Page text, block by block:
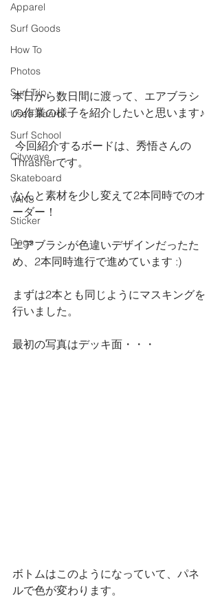
Apparel
Surf Goods
How To
Photos
Surf Trip
Used Board
Surf School
Citywave
Skateboard
VANS
Sticker
Dogs
本日から数日間に渡って、エアブラシ
の作業の様子を紹介したいと思います♪
Thrasherです。
なんと素材を少し変えて2本同時でのオ
ーダー！
エアブラシが色違いデザインだったた
め、2本同時進行で進めています :)
まずは2本とも同じようにマスキングを
行いました。
最初の写真はデッキ面・・・
ボトムはこのようになっていて、パネ
ルで色が変わります。